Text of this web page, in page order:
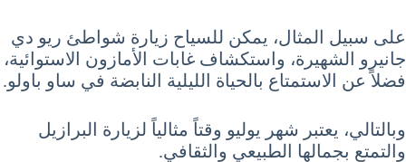
على سبيل المثال، يمكن للسياح زيارة شواطئ ريو دي
جانيرو الشهيرة، واستكشاف غابات الأمازون الاستوائية،
فضلاً عن الاستمتاع بالحياة الليلية النابضة في ساو باولو.
وبالتالي، يعتبر شهر يوليو وقتاً مثالياً لزيارة البرازيل
والتمتع بجمالها الطبيعي والثقافي.